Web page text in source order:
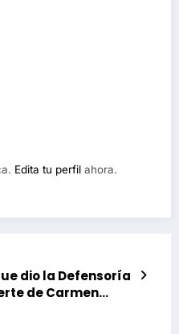
Edita tu perfil ahora.
dio la Defensoría
de Carmen